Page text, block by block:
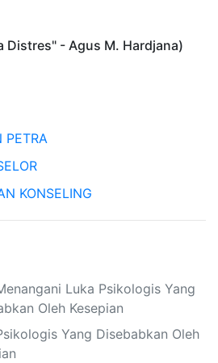
Distres" - Agus M. Hardjana)
PETRA
KONSELING
Luka Psikologis Yang
Oleh Kesepian
Yang Disebabkan Oleh